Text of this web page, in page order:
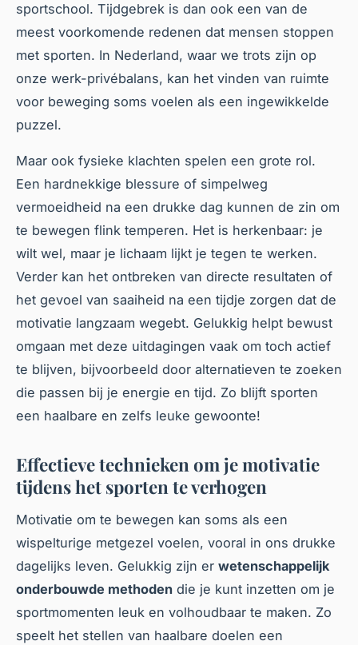
sportschool. Tijdgebrek is dan ook een van de
meest voorkomende redenen dat mensen stoppen
met sporten. In Nederland, waar we trots zijn op
onze werk-privébalans, kan het vinden van ruimte
voor beweging soms voelen als een ingewikkelde
puzzel.
Maar ook fysieke klachten spelen een grote rol.
Een hardnekkige blessure of simpelweg
vermoeidheid na een drukke dag kunnen de zin om
te bewegen flink temperen. Het is herkenbaar: je
wilt wel, maar je lichaam lijkt je tegen te werken.
Verder kan het ontbreken van directe resultaten of
het gevoel van saaiheid na een tijdje zorgen dat de
motivatie langzaam wegebt. Gelukkig helpt bewust
omgaan met deze uitdagingen vaak om toch actief
te blijven, bijvoorbeeld door alternatieven te zoeken
die passen bij je energie en tijd. Zo blijft sporten
een haalbare en zelfs leuke gewoonte!
Effectieve technieken om je motivatie
tijdens het sporten te verhogen
Motivatie om te bewegen kan soms als een
wispelturige metgezel voelen, vooral in ons drukke
dagelijks leven. Gelukkig zijn er wetenschappelijk
onderbouwde methoden die je kunt inzetten om je
sportmomenten leuk en volhoudbaar te maken. Zo
speelt het stellen van haalbare doelen een